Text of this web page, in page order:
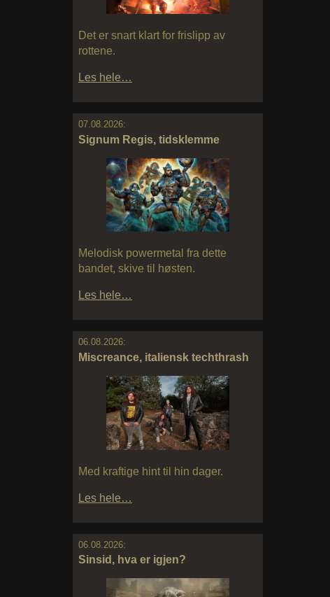
Det er snart klart for frislipp av
rottene.
Les hele…
07.08.2026:
Signum Regis, tidsklemme
Melodisk powermetal fra dette
bandet, skive til høsten.
Les hele…
06.08.2026:
Miscreance, italiensk techthrash
Med kraftige hint til hin dager.
Les hele…
06.08.2026:
Sinsid, hva er igjen?